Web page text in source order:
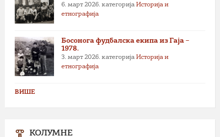
6. март 2026. категорија Историја и
етнографија
Босонога фудбалска екипа из Гаја –
1978.
3. март 2026. категорија Историја и
етнографија
ВИШЕ
КОЛУМНЕ